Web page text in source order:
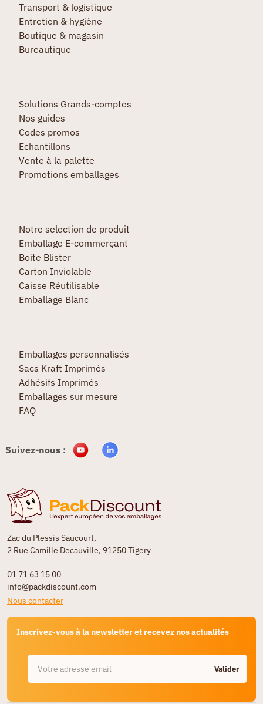
Zac du Plessis Saucourt,
2 Rue Camille Decauville, 91250 Tigery
01 71 63 15 00
info@packdiscount.com
Nous contacter
Inscrivez-vous à la newsletter et recevez nos actualités
Valider
Transport & logistique
Entretien & hygiène
Boutique & magasin
Bureautique
Solutions Grands-comptes
Nos guides
Codes promos
Echantillons
Vente à la palette
Promotions emballages
Notre selection de produit
Emballage E-commerçant
Boite Blister
Carton Inviolable
Caisse Réutilisable
Emballage Blanc
Emballages personnalisés
Sacs Kraft Imprimés
Adhésifs Imprimés
Emballages sur mesure
FAQ
Suivez-nous :